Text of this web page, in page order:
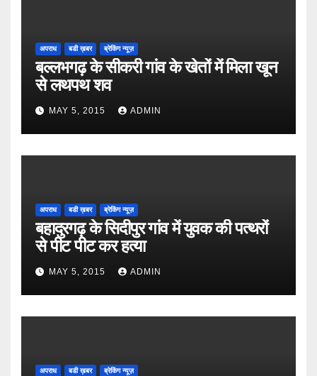
अपराध बडी ख़बर ब्रेकिंग न्यूज़
बल्लभगढ़ के सीकरी गांव के खेतों में मिला खून
से लथपथ शव
MAY 5, 2015 ADMIN
अपराध बडी ख़बर ब्रेकिंग न्यूज़
बहादुरगढ़ के सिदीपुर गांव में युवक की पत्थरों
से पीट पीट कर हत्या
MAY 5, 2015 ADMIN
अपराध बडी ख़बर ब्रेकिंग न्यूज़